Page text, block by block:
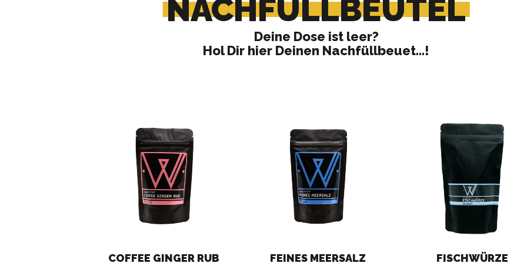
NACHFÜLLBEUTEL
Deine Dose ist leer?
Hol Dir hier Deinen Nachfüllbeuet…!
COFFEE GINGER RUB FEINES MEERSALZ FISCHWÜRZE